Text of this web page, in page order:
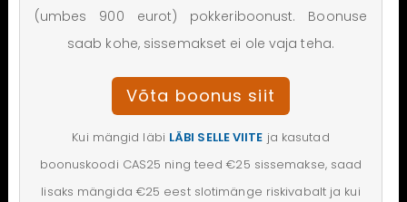
(umbes 900 eurot) pokkeriboonust. Boonuse
saab kohe, sissemakset ei ole vaja teha.
Võta boonus siit
Kui mängid läbi LÄBI SELLE VIITE ja kasutad
boonuskoodi CAS25 ning teed €25 sissemakse, saad
lisaks mängida €25 eest slotimänge riskivabalt ja kui